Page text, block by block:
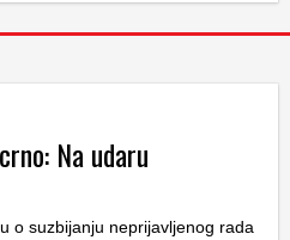
Na udaru
o suzbijanju neprijavljenog rada